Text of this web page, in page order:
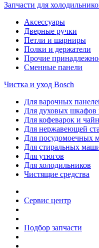
Запчасти для
Аксессуары
Дверные ручки
Петли и шарниры
Полки и держатели
Прочие
Сменные панели
Чистка и уход Bosch
Для варочных
Для духовых шкафов
Для кофеварок и
Для нержавеющей
Для посудомоечных
Для стиральных
Для утюгов
Для холодильников
Чистящие средства
Сервис центр
Подбор запчасти